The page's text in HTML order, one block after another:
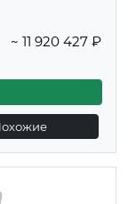
~ 11 920 427 ₽